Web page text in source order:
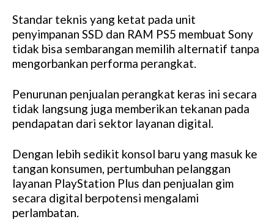
Standar teknis yang ketat pada unit
penyimpanan SSD dan RAM PS5 membuat Sony
tidak bisa sembarangan memilih alternatif tanpa
mengorbankan performa perangkat.
Penurunan penjualan perangkat keras ini secara
tidak langsung juga memberikan tekanan pada
pendapatan dari sektor layanan digital.
Dengan lebih sedikit konsol baru yang masuk ke
tangan konsumen, pertumbuhan pelanggan
layanan PlayStation Plus dan penjualan gim
secara digital berpotensi mengalami
perlambatan.